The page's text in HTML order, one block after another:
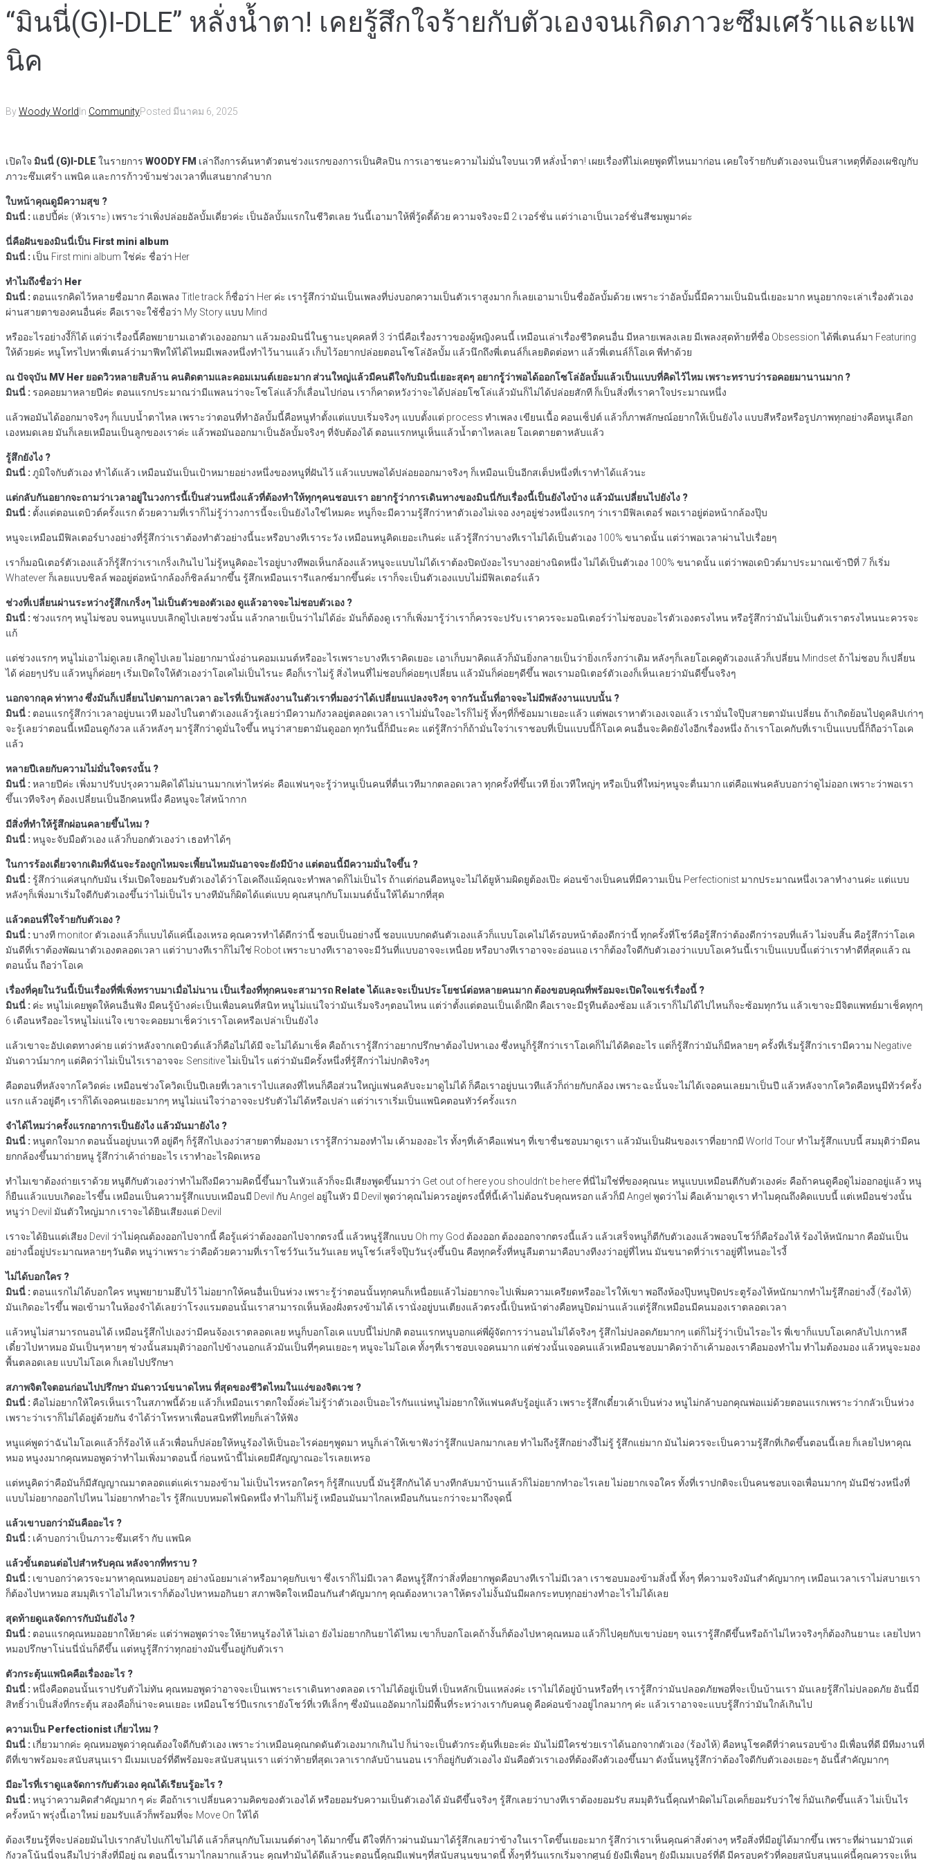
“มินนี่(G)I-DLE” หลั่งน้ำตา! เคยรู้สึกใจร้ายกับตัวเองจนเกิดภาวะซึมเศร้าและแพ
นิค
ByWoody World In CommunityPosted มีนาคม 6, 2025
เปิดใจ มินนี่ (G)I-DLE ในรายการ WOODY FM เล่าถึงการค้นหาตัวตนช่วงแรกของการเป็นศิลปิน การเอาชนะความไม่มั่นใจบนเวที หลั่งน้ำตา! เผยเรื่องที่ไม่เคยพูดที่ไหนมาก่อน เคยใจร้ายกับตัวเองจนเป็นสาเหตุที่ต้องเผชิญกับ
ภาวะซึมเศร้า แพนิค และการก้าวข้ามช่วงเวลาที่แสนยากลำบาก
ใบหน้าคุณดูมีความสุข ?
มินนี่ : แฮปปี้ค่ะ (หัวเราะ) เพราะว่าเพิ่งปล่อยอัลบั้มเดี่ยวค่ะ เป็นอัลบั้มแรกในชีวิตเลย วันนี้เอามาให้พี่วู้ดดี้ด้วย ความจริงจะมี 2 เวอร์ชั่น แต่ว่าเอาเป็นเวอร์ชั่นสีชมพูมาค่ะ
นี่คือฝันของมินนี่เป็น First mini album
มินนี่ : เป็น First mini album ใช่ค่ะ ชื่อว่า Her
ทำไมถึงชื่อว่า Her
มินนี่ : ตอนแรกคิดไว้หลายชื่อมาก คือเพลง Title track ก็ชื่อว่า Her ค่ะ เรารู้สึกว่ามันเป็นเพลงที่บ่งบอกความเป็นตัวเราสูงมาก ก็เลยเอามาเป็นชื่ออัลบั้มด้วย เพราะว่าอัลบั้มนี้มีความเป็นมินนี่เยอะมาก หนูอยากจะเล่าเรื่องตัวเอง
ผ่านสายตาของคนอื่นค่ะ คือเราจะใช้ชื่อว่า My Story แบบ Mind
หรืออะไรอย่างงี้ก็ได้ แต่ว่าเรื่องนี้คือพยายามเอาตัวเองออกมา แล้วมองมินนี่ในฐานะบุคคลที่ 3 ว่านี่คือเรื่องราวของผู้หญิงคนนี้ เหมือนเล่าเรื่องชีวิตคนอื่น มีหลายเพลงเลย มีเพลงสุดท้ายที่ชื่อ Obsession ได้พี่เตนล์มา Featuring
ให้ด้วยค่ะ หนูโทรไปหาพี่เตนล์ว่ามาฟีทให้ได้ไหมมีเพลงหนึ่งทำไว้นานแล้ว เก็บไว้อยากปล่อยตอนโซโล่อัลบั้ม แล้วนึกถึงพี่เตนล์ก็เลยติดต่อหา แล้วพี่เตนล์ก็โอเค พี่ทำด้วย
ณ ปัจจุบัน MV Her ยอดวิวหลายสิบล้าน คนติดตามและคอมเมนต์เยอะมาก ส่วนใหญ่แล้วมีคนดีใจกับมินนี่เยอะสุดๆ อยากรู้ว่าพอได้ออกโซโล่อัลบั้มแล้วเป็นแบบที่คิดไว้ไหม เพราะทราบว่ารอคอยมานานมาก ?
มินนี่ : รอคอยมาหลายปีค่ะ ตอนแรกประมาณว่ามีแพลนว่าจะโซโล่แล้วก็เลื่อนไปก่อน เราก็คาดหวังว่าจะได้ปล่อยโซโล่แล้วมันก็ไม่ได้ปล่อยสักที ก็เป็นสิ่งที่เราคาใจประมาณหนึ่ง
แล้วพอมันได้ออกมาจริงๆ ก็แบบน้ำตาไหล เพราะว่าตอนที่ทำอัลบั้มนี้คือหนูทำตั้งแต่แบบเริ่มจริงๆ แบบตั้งแต่ process ทำเพลง เขียนเนื้อ คอนเซ็ปต์ แล้วก็ภาพลักษณ์อยากให้เป็นยังไง แบบสีหรือหรือรูปภาพทุกอย่างคือหนูเลือก
เองหมดเลย มันก็เลยเหมือนเป็นลูกของเราค่ะ แล้วพอมันออกมาเป็นอัลบั้มจริงๆ ที่จับต้องได้ ตอนแรกหนูเห็นแล้วน้ำตาไหลเลย โอเคตายตาหลับแล้ว
รู้สึกยังไง ?
มินนี่ :ภูมิใจกับตัวเอง ทำได้แล้ว เหมือนมันเป็นเป้าหมายอย่างหนึ่งของหนูที่ฝันไว้ แล้วแบบพอได้ปล่อยออกมาจริงๆ ก็เหมือนเป็นอีกสเต็ปหนึ่งที่เราทำได้แล้วนะ
แต่กลับกันอยากจะถามว่าเวลาอยู่ในวงการนี้เป็นส่วนหนึ่งแล้วที่ต้องทำให้ทุกๆคนชอบเรา อยากรู้ว่าการเดินทางของมินนี่กับเรื่องนี้เป็นยังไงบ้าง แล้วมันเปลี่ยนไปยังไง ?
มินนี่ : ตั้งแต่ตอนเดบิวต์ครั้งแรก ด้วยความที่เราก็ไม่รู้ว่าวงการนี้จะเป็นยังไงใช่ไหมคะ หนูก็จะมีความรู้สึกว่าหาตัวเองไม่เจอ งงๆอยู่ช่วงหนึ่งแรกๆ ว่าเรามีฟิลเตอร์ พอเราอยู่ต่อหน้ากล้องปุ๊บ
หนูจะเหมือนมีฟิลเตอร์บางอย่างที่รู้สึกว่าเราต้องทำตัวอย่างนี้นะหรือบางทีเราระวัง เหมือนหนูคิดเยอะเกินค่ะ แล้วรู้สึกว่าบางทีเราไม่ได้เป็นตัวเอง 100% ขนาดนั้น แต่ว่าพอเวลาผ่านไปเรื่อยๆ
เราก็มอนิเตอร์ตัวเองแล้วก็รู้สึกว่าเราเกร็งเกินไป ไม่รู้หนูคิดอะไรอยู่บางทีพอเห็นกล้องแล้วหนูจะแบบไม่ได้เราต้องปิดบังอะไรบางอย่างนิดหนึ่ง ไม่ได้เป็นตัวเอง 100% ขนาดนั้น แต่ว่าพอเดบิวต์มาประมาณเข้าปีที่ 7 ก็เริ่ม
Whatever ก็เลยแบบชิลล์ พออยู่ต่อหน้ากล้องก็ชิลล์มากขึ้น รู้สึกเหมือนเรารีแลกซ์มากขึ้นค่ะ เราก็จะเป็นตัวเองแบบไม่มีฟิลเตอร์แล้ว
ช่วงที่เปลี่ยนผ่านระหว่างรู้สึกเกร็งๆ ไม่เป็นตัวของตัวเอง ดูแล้วอาจจะไม่ชอบตัวเอง ?
มินนี่ : ช่วงแรกๆ หนูไม่ชอบ จนหนูแบบเลิกดูไปเลยช่วงนั้น แล้วกลายเป็นว่าไม่ได้อ่ะ มันก็ต้องดู เราก็เพิ่งมารู้ว่าเราก็ควรจะปรับ เราควรจะมอนิเตอร์ว่าไม่ชอบอะไรตัวเองตรงไหน หรือรู้สึกว่ามันไม่เป็นตัวเราตรงไหนนะควรจะ
แก้
แต่ช่วงแรกๆ หนูไม่เอาไม่ดูเลย เลิกดูไปเลย ไม่อยากมานั่งอ่านคอมเมนต์หรืออะไรเพราะบางทีเราคิดเยอะ เอาเก็บมาคิดแล้วก็มันยิ่งกลายเป็นว่ายิ่งเกร็งกว่าเดิม หลังๆก็เลยโอเคดูตัวเองแล้วก็เปลี่ยน Mindset ถ้าไม่ชอบ ก็เปลี่ยน
ได้ ค่อยๆปรับ แล้วหนูก็ค่อยๆ เริ่มเปิดใจให้ตัวเองว่าโอเคไม่เป็นไรนะ คือก็เราไม่รู้ สิ่งไหนที่ไม่ชอบก็ค่อยๆเปลี่ยน แล้วมันก็ค่อยๆดีขึ้น พอเรามอนิเตอร์ตัวเองก็เห็นเลยว่ามันดีขึ้นจริงๆ
นอกจากลุค ท่าทาง ซึ่งมันก็เปลี่ยนไปตามกาลเวลา อะไรที่เป็นพลังงานในตัวเราที่มองว่าได้เปลี่ยนแปลงจริงๆ จากวันนั้นที่อาจจะไม่มีพลังงานแบบนั้น ?
มินนี่ : ตอนแรกรู้สึกว่าเวลาอยู่บนเวที มองไปในตาตัวเองแล้วรู้เลยว่ามีความกังวลอยู่ตลอดเวลา เราไม่มั่นใจอะไรก็ไม่รู้ ทั้งๆที่ก็ซ้อมมาเยอะแล้ว แต่พอเราหาตัวเองเจอแล้ว เรามั่นใจปุ๊บสายตามันเปลี่ยน ถ้าเกิดย้อนไปดูคลิปเก่าๆ
จะรู้เลยว่าตอนนี้เหมือนดูกังวล แล้วหลังๆ มารู้สึกว่าดูมั่นใจขึ้น หนูว่าสายตามันดูออก ทุกวันนี้ก็มีนะคะ แต่รู้สึกว่าก็ถ้ามั่นใจว่าเราชอบที่เป็นแบบนี้ก็โอเค คนอื่นจะคิดยังไงอีกเรื่องหนึ่ง ถ้าเราโอเคกับที่เราเป็นแบบนี้ก็ถือว่าโอเค
แล้ว
หลายปีเลยกับความไม่มั่นใจตรงนั้น ?
มินนี่ :หลายปีค่ะ เพิ่งมาปรับปรุงความคิดได้ไม่นานมากเท่าไหร่ค่ะ คือแฟนๆจะรู้ว่าหนูเป็นคนที่ตื่นเวทีมากตลอดเวลา ทุกครั้งที่ขึ้นเวที ยิ่งเวทีใหญ่ๆ หรือเป็นที่ใหม่ๆหนูจะตื่นมาก แต่คือแฟนคลับบอกว่าดูไม่ออก เพราะว่าพอเรา
ขึ้นเวทีจริงๆ ต้องเปลี่ยนเป็นอีกคนหนึ่ง คือหนูจะใส่หน้ากาก
มีสิ่งที่ทำให้รู้สึกผ่อนคลายขึ้นไหม ?
มินนี่ :หนูจะจับมือตัวเอง แล้วก็บอกตัวเองว่า เธอทำได้ๆ
ในการร้องเดี่ยวจากเดิมที่ฉันจะร้องถูกไหมจะเพี้ยนไหมมันอาจจะยังมีบ้าง แต่ตอนนี้มีความมั่นใจขึ้น ?
มินนี่ : รู้สึกว่าแค่สนุกกับมัน เริ่มเปิดใจยอมรับตัวเองได้ว่าโอเคถึงแม้คุณจะทำพลาดก็ไม่เป็นไร ถ้าแต่ก่อนคือหนูจะไม่ได้ยูห้ามผิดยูต้องเป๊ะ ค่อนข้างเป็นคนที่มีความเป็น Perfectionist มากประมาณหนึ่งเวลาทำงานค่ะ แต่แบบ
หลังๆก็เพิ่งมาเริ่มใจดีกับตัวเองขึ้นว่าไม่เป็นไร บางทีมันก็ผิดได้แต่แบบ คุณสนุกกับโมเมนต์นั้นให้ได้มากที่สุด
แล้วตอนที่ใจร้ายกับตัวเอง ?
มินนี่ :บางที monitor ตัวเองแล้วก็แบบได้แค่นี้เองเหรอ คุณควรทำได้ดีกว่านี้ ชอบเป็นอย่างนี้ ชอบแบบกดดันตัวเองแล้วก็แบบโอเคไม่ได้รอบหน้าต้องดีกว่านี้ ทุกครั้งที่โชว์คือรู้สึกว่าต้องดีกว่ารอบที่แล้ว ไม่จบสิ้น คือรู้สึกว่าโอเค
มันดีที่เราต้องพัฒนาตัวเองตลอดเวลา แต่ว่าบางทีเราก็ไม่ใช่ Robot เพราะบางทีเราอาจจะมีวันที่แบบอาจจะเหนื่อย หรือบางทีเราอาจจะอ่อนแอ เราก็ต้องใจดีกับตัวเองว่าแบบโอเควันนี้เราเป็นแบบนี้แต่ว่าเราทำดีที่สุดแล้ว ณ
ตอนนั้น ถือว่าโอเค
เรื่องที่คุยในวันนี้เป็นเรื่องที่พี่เพิ่งทราบมาเมื่อไม่นาน เป็นเรื่องที่ทุกคนจะสามารถ Relate ได้และจะเป็นประโยชน์ต่อหลายคนมาก ต้องขอบคุณที่พร้อมจะเปิดใจแชร์เรื่องนี้ ?
มินนี่ : ค่ะ หนูไม่เคยพูดให้คนอื่นฟัง มีคนรู้บ้างค่ะเป็นเพื่อนคนที่สนิท หนูไม่แน่ใจว่ามันเริ่มจริงๆตอนไหน แต่ว่าตั้งแต่ตอนเป็นเด็กฝึก คือเราจะมีรูทีนต้องซ้อม แล้วเราก็ไม่ได้ไปไหนก็จะซ้อมทุกวัน แล้วเขาจะมีจิตแพทย์มาเช็คทุกๆ
6 เดือนหรืออะไรหนูไม่แน่ใจ เขาจะคอยมาเช็คว่าเราโอเคหรือเปล่าเป็นยังไง
แล้วเขาจะอัปเดตทางค่าย แต่ว่าหลังจากเดบิวต์แล้วก็คือไม่ได้มี จะไม่ได้มาเช็ค คือถ้าเรารู้สึกว่าอยากปรึกษาต้องไปหาเอง ซึ่งหนูก็รู้สึกว่าเราโอเคก็ไม่ได้คิดอะไร แต่ก็รู้สึกว่ามันก็มีหลายๆ ครั้งที่เริ่มรู้สึกว่าเรามีความ Negative
มันดาวน์มากๆ แต่คิดว่าไม่เป็นไรเราอาจจะ Sensitive ไม่เป็นไร แต่ว่ามันมีครั้งหนึ่งที่รู้สึกว่าไม่ปกติจริงๆ
คือตอนที่หลังจากโควิดค่ะ เหมือนช่วงโควิดเป็นปีเลยที่เวลาเราไปแสดงที่ไหนก็คือส่วนใหญ่แฟนคลับจะมาดูไม่ได้ ก็คือเราอยู่บนเวทีแล้วก็ถ่ายกับกล้อง เพราะฉะนั้นจะไม่ได้เจอคนเลยมาเป็นปี แล้วหลังจากโควิดคือหนูมีทัวร์ครั้ง
แรก แล้วอยู่ดีๆ เราก็ได้เจอคนเยอะมากๆ หนูไม่แน่ใจว่าอาจจะปรับตัวไม่ได้หรือเปล่า แต่ว่าเราเริ่มเป็นแพนิคตอนทัวร์ครั้งแรก
จำได้ไหมว่าครั้งแรกอาการเป็นยังไง แล้วมันมายังไง ?
มินนี่ :หนูตกใจมาก ตอนนั้นอยู่บนเวที อยู่ดีๆ ก็รู้สึกไปเองว่าสายตาที่มองมา เรารู้สึกว่ามองทำไม เค้ามองอะไร ทั้งๆที่เค้าคือแฟนๆ ที่เขาชื่นชอบมาดูเรา แล้วมันเป็นฝันของเราที่อยากมี World Tour ทำไมรู้สึกแบบนี้ สมมุติว่ามีคน
ยกกล้องขึ้นมาถ่ายหนู รู้สึกว่าเค้าถ่ายอะไร เราทำอะไรผิดเหรอ
ทำไมเขาต้องถ่ายเราด้วย หนูตีกับตัวเองว่าทำไมถึงมีความคิดนี้ขึ้นมาในหัวแล้วก็จะมีเสียงพูดขึ้นมาว่า Get out of here you shouldn’t be here ที่นี่ไม่ใช่ที่ของคุณนะ หนูแบบเหมือนตีกับตัวเองค่ะ คือถ้าคนดูคือดูไม่ออกอยู่แล้ว หนู
ก็ยืนแล้วแบบเกิดอะไรขึ้น เหมือนเป็นความรู้สึกแบบเหมือนมี Devil กับ Angel อยู่ในหัว มี Devil พูดว่าคุณไม่ควรอยู่ตรงนี้ที่นี้เค้าไม่ต้อนรับคุณหรอก แล้วก็มี Angel พูดว่าไม่ คือเค้ามาดูเรา ทำไมคุณถึงคิดแบบนี้ แต่เหมือนช่วงนั้น
หนูว่า Devil มันตัวใหญ่มาก เราจะได้ยินเสียงแต่ Devil
เราจะได้ยินแต่เสียง Devil ว่าไม่คุณต้องออกไปจากนี้ คือรู้แค่ว่าต้องออกไปจากตรงนี้ แล้วหนูรู้สึกแบบ Oh my God ต้องออก ต้องออกจากตรงนี้แล้ว แล้วเสร็จหนูก็ตีกับตัวเองแล้วพอจบโชว์ก็คือร้องไห้ ร้องไห้หนักมาก คือมันเป็น
อย่างนี้อยู่ประมาณหลายๆวันติด หนูว่าเพราะว่าคือด้วยความที่เราโชว์วันเว้นวันเลย หนูโชว์เสร็จปุ๊บวันรุ่งขึ้นบิน คือทุกครั้งที่หนูลืมตามาคือบางทีงงว่าอยู่ที่ไหน มันขนาดที่ว่าเราอยู่ที่ไหนอะไรงี้
ไม่ได้บอกใคร ?
มินนี่ : ตอนแรกไม่ได้บอกใคร หนูพยายามฮึบไว้ ไม่อยากให้คนอื่นเป็นห่วง เพราะรู้ว่าตอนนั้นทุกคนก็เหนื่อยแล้วไม่อยากจะไปเพิ่มความเครียดหรืออะไรให้เขา พอถึงห้องปุ๊บหนูปิดประตูร้องไห้หนักมากทำไมรู้สึกอย่างงี้ (ร้องไห้)
มันเกิดอะไรขึ้น พอเข้ามาในห้องจำได้เลยว่าโรงแรมตอนนั้นเราสามารถเห็นห้องฝั่งตรงข้ามได้ เรานั่งอยู่บนเตียงแล้วตรงนี้เป็นหน้าต่างคือหนูปิดม่านแล้วแต่รู้สึกเหมือนมีคนมองเราตลอดเวลา
แล้วหนูไม่สามารถนอนได้ เหมือนรู้สึกไปเองว่ามีคนจ้องเราตลอดเลย หนูก็บอกโอเค แบบนี้ไม่ปกติ ตอนแรกหนูบอกแค่พี่ผู้จัดการว่านอนไม่ได้จริงๆ รู้สึกไม่ปลอดภัยมากๆ แต่ก็ไม่รู้ว่าเป็นไรอะไร พี่เขาก็แบบโอเคกลับไปเกาหลี
เดี๋ยวไปหาหมอ มันเป็นๆหายๆ ช่วงนั้นสมมุติว่าออกไปข้างนอกแล้วมันเป็นที่ๆคนเยอะๆ หนูจะไม่โอเค ทั้งๆที่เราชอบเจอคนมาก แต่ช่วงนั้นเจอคนแล้วเหมือนชอบมาคิดว่าถ้าเค้ามองเราคือมองทำไม ทำไมต้องมอง แล้วหนูจะมอง
พื้นตลอดเลย แบบไม่โอเค ก็เลยไปปรึกษา
สภาพจิตใจตอนก่อนไปปรึกษา มันดาวน์ขนาดไหน ที่สุดของชีวิตไหมในแง่ของจิตเวช ?
มินนี่ : คือไม่อยากให้ใครเห็นเราในสภาพนี้ด้วย แล้วก็เหมือนเราตกใจมั้งค่ะไม่รู้ว่าตัวเองเป็นอะไรกันแน่หนูไม่อยากให้แฟนคลับรู้อยู่แล้ว เพราะรู้สึกเดี๋ยวเค้าเป็นห่วง หนูไม่กล้าบอกคุณพ่อแม่ด้วยตอนแรกเพราะว่ากลัวเป็นห่วง
เพราะว่าเราก็ไม่ได้อยู่ด้วยกัน จำได้ว่าโทรหาเพื่อนสนิทที่ไทยก็เล่าให้ฟัง
หนูแค่พูดว่าฉันไมโอเคแล้วก็ร้องไห้ แล้วเพื่อนก็ปล่อยให้หนูร้องไห้เป็นอะไรค่อยๆพูดมา หนูก็เล่าให้เขาฟังว่ารู้สึกแปลกมากเลย ทำไมถึงรู้สึกอย่างงี้ไม่รู้ รู้สึกแย่มาก มันไม่ควรจะเป็นความรู้สึกที่เกิดขึ้นตอนนี้เลย ก็เลยไปหาคุณ
หมอ หนูงงมากคุณหมอพูดว่าทำไมเพิ่งมาตอนนี้ ก่อนหน้านี้ไม่เคยมีสัญญาณอะไรเลยเหรอ
แต่หนูคิดว่าคือมันก็มีสัญญาณมาตลอดแต่แค่เรามองข้าม ไม่เป็นไรหรอกใครๆ ก็รู้สึกแบบนี้ มันรู้สึกกันได้ บางทีกลับมาบ้านแล้วก็ไม่อยากทำอะไรเลย ไม่อยากเจอใคร ทั้งที่เราปกติจะเป็นคนชอบเจอเพื่อนมากๆ มันมีช่วงหนึ่งที่
แบบไม่อยากออกไปไหน ไม่อยากทำอะไร รู้สึกแบบหมดไฟนิดหนึ่ง ทำไมก็ไม่รู้ เหมือนมันมาไกลเหมือนกันนะกว่าจะมาถึงจุดนี้
แล้วเขาบอกว่ามันคืออะไร ?
มินนี่ : เค้าบอกว่าเป็นภาวะซึมเศร้า กับ แพนิค
แล้วขั้นตอนต่อไปสำหรับคุณ หลังจากที่ทราบ ?
มินนี่ : เขาบอกว่าควรจะมาหาคุณหมอบ่อยๆ อย่างน้อยมาเล่าหรือมาคุยกับเขา ซึ่งเราก็ไม่มีเวลา คือหนูรู้สึกว่าสิ่งที่อยากพูดคือบางทีเราไม่มีเวลา เราชอบมองข้ามสิ่งนี้ ทั้งๆ ที่ความจริงมันสำคัญมากๆ เหมือนเวลาเราไม่สบายเรา
ก็ต้องไปหาหมอ สมมุติเราไอไม่ไหวเราก็ต้องไปหาหมอกินยา สภาพจิตใจเหมือนกันสำคัญมากๆ คุณต้องหาเวลาให้ตรงไม่งั้นมันมีผลกระทบทุกอย่างทำอะไรไม่ได้เลย
สุดท้ายดูแลจัดการกับมันยังไง ?
มินนี่ : ตอนแรกคุณหมออยากให้ยาค่ะ แต่ว่าพอพูดว่าจะให้ยาหนูร้องไห้ ไม่เอา ยังไม่อยากกินยาได้ไหม เขาก็บอกโอเคถ้างั้นก็ต้องไปหาคุณหมอ แล้วก็ไปคุยกับเขาบ่อยๆ จนเรารู้สึกดีขึ้นหรือถ้าไม่ไหวจริงๆก็ต้องกินยานะ เลยไปหา
หมอปรึกษาโน่นนี่นั่นก็ดีขึ้น แต่หนูรู้สึกว่าทุกอย่างมันขึ้นอยู่กับตัวเรา
ตัวกระตุ้นแพนิคคือเรื่องอะไร ?
มินนี่ :หนึ่งคือตอนนั้นเราปรับตัวไม่ทัน คุณหมอพูดว่าอาจจะเป็นเพราะเราเดินทางตลอด เราไม่ได้อยู่เป็นที่ เป็นหลักเป็นแหล่งค่ะ เราไม่ได้อยู่บ้านหรือที่ๆ เรารู้สึกว่ามันปลอดภัยพอที่จะเป็นบ้านเรา มันเลยรู้สึกไม่ปลอดภัย อันนี้มี
สิทธิ์ว่าเป็นสิ่งที่กระตุ้น สองคือก็น่าจะคนเยอะ เหมือนโชว์ปีแรกเรายังโชว์ที่เวทีเล็กๆ ซึ่งมันแออัดมากไม่มีพื้นที่ระหว่างเรากับคนดู คือค่อนข้างอยู่ไกลมากๆ ค่ะ แล้วเราอาจจะแบบรู้สึกว่ามันใกล้เกินไป
ความเป็น Perfectionist เกี่ยวไหม ?
มินนี่ : เกี่ยวมากค่ะ คุณหมอพูดว่าคุณต้องใจดีกับตัวเอง เพราะว่าเหมือนคุณกดดันตัวเองมากเกินไป ก็น่าจะเป็นตัวกระตุ้นที่เยอะค่ะ มันไม่มีใครช่วยเราได้นอกจากตัวเอง (ร้องไห้) คือหนูโชคดีที่ว่าคนรอบข้าง มีเพื่อนที่ดี มีทีมงานที่
ดีที่เขาพร้อมจะสนับสนุนเรา มีเมมเบอร์ที่ดีพร้อมจะสนับสนุนเรา แต่ว่าท้ายที่สุดเวลาเรากลับบ้านนอน เราก็อยู่กับตัวเองไง มันคือตัวเราเองที่ต้องดึงตัวเองขึ้นมา ดังนั้นหนูรู้สึกว่าต้องใจดีกับตัวเองเยอะๆ อันนี้สำคัญมากๆ
มีอะไรที่เราดูแลจัดการกับตัวเอง คุณได้เรียนรู้อะไร ?
มินนี่ :หนูว่าความคิดสำคัญมาก ๆ ค่ะ คือถ้าเราเปลี่ยนความคิดของตัวเองได้ หรือยอมรับความเป็นตัวเองได้ มันดีขึ้นจริงๆ รู้สึกเลยว่าบางทีเราต้องยอมรับ สมมุติวันนี้คุณทำผิดไม่โอเคก็ยอมรับว่าใช่ ก็มันเกิดขึ้นแล้ว ไม่เป็นไร
ครั้งหน้า พรุ่งนี้เอาใหม่ ยอมรับแล้วก็พร้อมที่จะ Move On ให้ได้
ต้องเรียนรู้ที่จะปล่อยมันไปเรากลับไปแก้ไขไม่ได้ แล้วก็สนุกกับโมเมนต์ต่างๆ ได้มากขึ้น ดีใจที่ก้าวผ่านมันมาได้รู้สึกเลยว่าข้างในเราโตขึ้นเยอะมาก รู้สึกว่าเราเห็นคุณค่าสิ่งต่างๆ หรือสิ่งที่มีอยู่ได้มากขึ้น เพราะที่ผ่านมามัวแต่
กังวลโน้นนี่จนลืมไปว่าสิ่งที่มีอยู่ ณ ตอนนี้เรามาไกลมากแล้วนะ คุณทำมันได้ดีแล้วนะตอนนี้คุณมีแฟนๆที่สนับสนุนขนาดนี้ ทั้งๆที่วันแรกเริ่มจากศูนย์ ยังมีเพื่อนๆ ยังมีเมมเบอร์ที่ดี มีครอบครัวที่คอยสนับสนุนแค่นี้คุณควรจะเห็น